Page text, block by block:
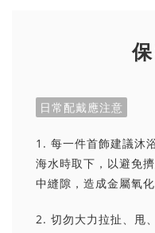
日常配戴應注意
1. 每一件首飾建議沐
海水時取下，以避免
中縫隙，造成金屬氧
2. 切勿大力拉扯、甩